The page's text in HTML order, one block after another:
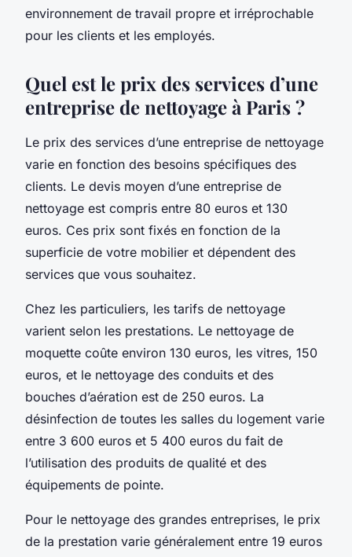
environnement de travail propre et irréprochable
pour les clients et les employés.
Quel est le prix des services d’une
entreprise de nettoyage à Paris ?
Le prix des services d’une entreprise de nettoyage
varie en fonction des besoins spécifiques des
clients. Le devis moyen d’une entreprise de
nettoyage est compris entre 80 euros et 130
euros. Ces prix sont fixés en fonction de la
superficie de votre mobilier et dépendent des
services que vous souhaitez.
Chez les particuliers, les tarifs de nettoyage
varient selon les prestations. Le nettoyage de
moquette coûte environ 130 euros, les vitres, 150
euros, et le nettoyage des conduits et des
bouches d’aération est de 250 euros. La
désinfection de toutes les salles du logement varie
entre 3 600 euros et 5 400 euros du fait de
l’utilisation des produits de qualité et des
équipements de pointe.
Pour le nettoyage des grandes entreprises, le prix
de la prestation varie généralement entre 19 euros